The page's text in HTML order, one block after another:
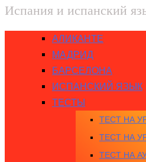
Испания и испанский
АЛИКАНТЕ
МАДРИД
БАРСЕЛОНА
ИСПАНСКИЙ ЯЗЫК
ТЕСТЫ
ТЕСТ НА
ТЕСТ НА
ТЕСТ НА